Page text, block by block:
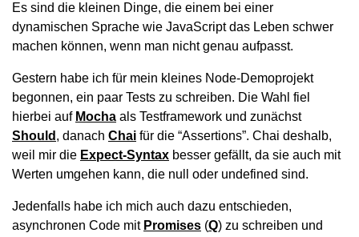
Es sind die kleinen Dinge, die einem bei einer
dynamischen Sprache wie JavaScript das Leben schwer
machen können, wenn man nicht genau aufpasst.
Gestern habe ich für mein kleines Node-Demoprojekt
begonnen, ein paar Tests zu schreiben. Die Wahl fiel
hierbei auf Mocha als Testframework und zunächst
Should , danach Chai für die “Assertions”. Chai deshalb,
weil mir die Expect-Syntax besser gefällt, da sie auch mit
Werten umgehen kann, die null oder undefined sind.
Jedenfalls habe ich mich auch dazu entschieden,
asynchronen Code mit Promises (Q) zu schreiben und